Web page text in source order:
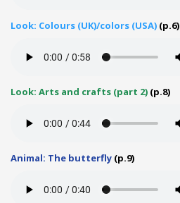
Look: Colours (UK)/colors (USA) (p.6)
Look: Arts and crafts (part 2) (p.8)
Animal: The butterfly (p.9)